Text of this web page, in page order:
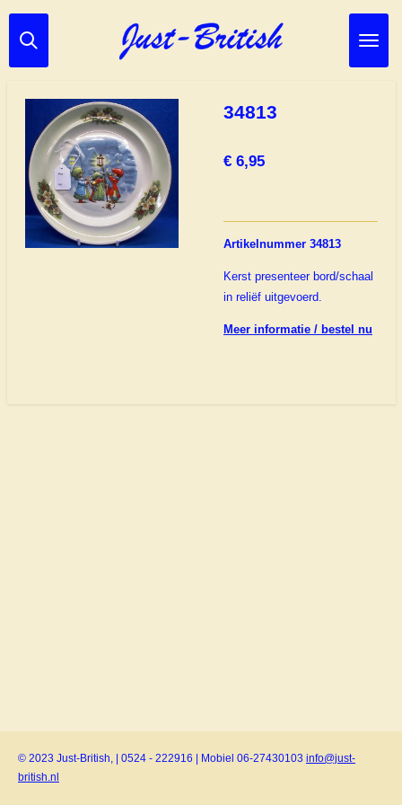
Ga
direct
hoofdinhoud
34813
€ 6,95
Artikelnummer 34813
Kerst presenteer bord/schaal
in reliëf uitgevoerd.
Meer informatie / bestel nu
© 2023 Just-British, | 0524 - 222916 | Mobiel 06-27430103 info@just-
british.nl